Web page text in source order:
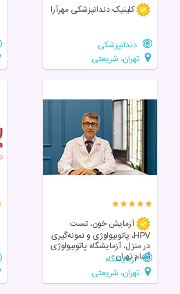
کلینیک دندانپزشکی مهرآرا
دندانپزشکی
تهران، شریعتی
آزمایش خون، تست
HPV، پاتوبیولوژی و نمونه‌گیری
در منزل، آزمایشگاه پاتوبیولوژی
آسام تهران
آزمایشگاه
تهران، شریعتی